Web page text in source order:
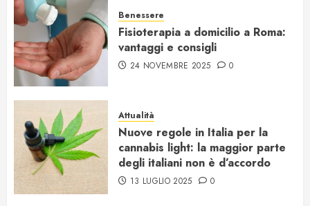
Benessere
Fisioterapia a domicilio a Roma:
vantaggi e consigli
24 NOVEMBRE 2025 0
Attualità
Nuove regole in Italia per la
cannabis light: la maggior parte
degli italiani non è d’accordo
13 LUGLIO 2025 0